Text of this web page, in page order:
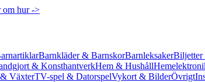
om hur ->
Barnkläder & BarnskorBarnleksakerBiljetter
& KonsthantverkHem & Hushåll
VäxterTV-spel & DatorspelVykort & BilderÖvrigt